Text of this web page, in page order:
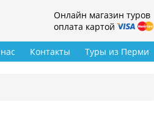
Онлайн магазин туров
оплата картой
Туры из Перми
Контакты